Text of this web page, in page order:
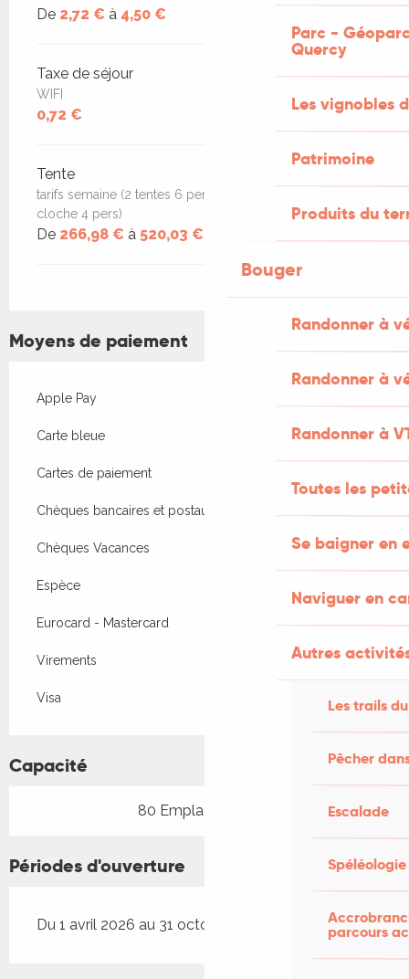
Parc -
Quercy
Les vignobles
Patrimoine
Produits du
Bouger
Randonner à
Randonner à
Randonner à
Toutes les
Se baigner en
Naviguer en
Autres
Les trails
Pêcher
Escalade
Spéléologie
parcours
De 2,72 € à 4,50 €
Taxe de séjour
WIFI
0,72 €
Tente
tarifs semaine (2 tentes 6 pers , 2 tentes 4 pers, 1 tente
cloche 4 pers)
De 266,98 € à 520,03 €
Moyens de paiement
Apple Pay
Carte bleue
Cartes de paiement
Chèques bancaires et postaux
Chèques Vacances
Espèce
Eurocard - Mastercard
Virements
Visa
Capacité
80 Emplacement(s)
Périodes d'ouverture
Du 1 avril 2026 au 31 octobre 2026